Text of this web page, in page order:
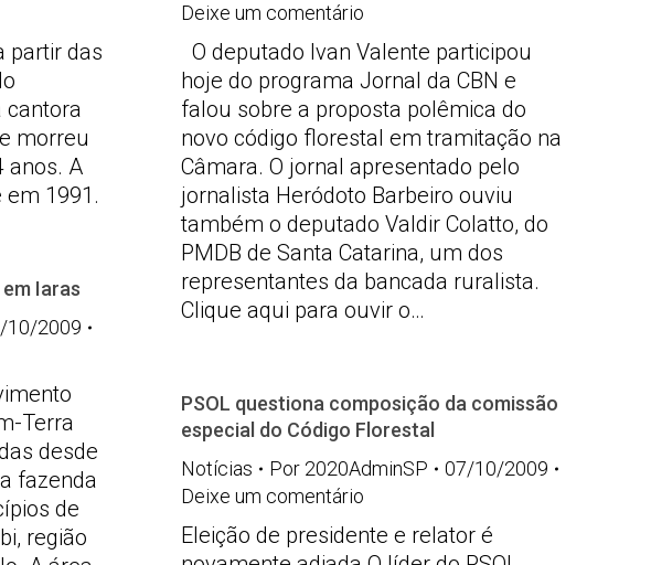
partir das
cantora
morreu
anos. A
1991.
Deixe um comentário
O deputado Ivan Valente participou
hoje do programa Jornal da CBN e
falou sobre a proposta polêmica do
novo código florestal em tramitação na
Câmara. O jornal apresentado pelo
jornalista Heródoto Barbeiro ouviu
também o deputado Valdir Colatto, do
PMDB de Santa Catarina, um dos
representantes da bancada ruralista.
Clique aqui para ouvir o…
Iaras
10/2009
Terra
desde
fazenda
de
região
PSOL questiona composição da comissão
especial do Código Florestal
Notícias
Por 2020AdminSP
07/10/2009
Deixe um comentário
Eleição de presidente e relator é